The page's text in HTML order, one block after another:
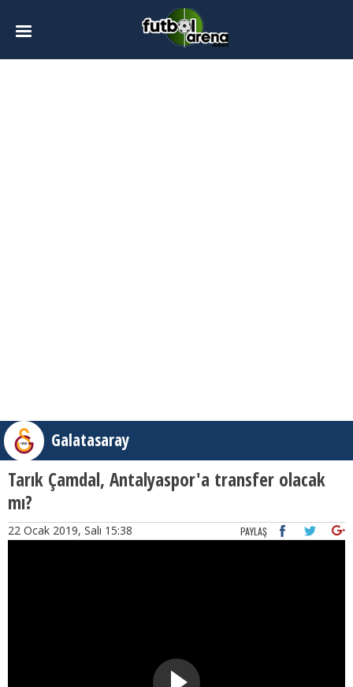
Galatasaray
Tarık Çamdal, Antalyaspor'a transfer olacak
mı?
22 Ocak 2019, Salı 15:38 PAYLAŞ